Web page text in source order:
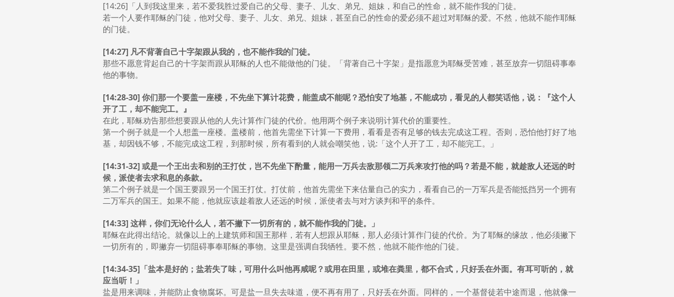
[14:26]「人到我这里来，若不爱我胜过爱自己的父母、妻子、儿女、弟兄、姐妹，和自己的性命，就不能作我的门徒。
若一个人要作耶稣的门徒，他对父母、妻子、儿女、弟兄、姐妹，甚至自己的性命的爱必须不超过对耶稣的爱。不然，他就不能作耶稣
的门徒。
[14:27] 凡不背著自己十字架跟从我的，也不能作我的门徒。
那些不愿意背起自己的十字架而跟从耶稣的人也不能做他的门徒。「背著自己十字架」是指愿意为耶稣受苦难，甚至放弃一切阻碍事奉
他的事物。
[14:28-30] 你们那一个要盖一座楼，不先坐下算计花费，能盖成不能呢？恐怕安了地基，不能成功，看见的人都笑话他，说：『这个人
开了工，却不能完工。』
在此，耶稣劝告那些想要跟从他的人先计算作门徒的代价。他用两个例子来说明计算代价的重要性。
第一个例子就是一个人想盖一座楼。盖楼前，他首先需坐下计算一下费用，看看是否有足够的钱去完成这工程。否则，恐怕他打好了地
基，却因钱不够，不能完成这工程，到那时候，所有看到的人就会嘲笑他，说:「这个人开了工，却不能完工。」
[14:31-32] 或是一个王出去和别的王打仗，岂不先坐下酌量，能用一万兵去敌那领二万兵来攻打他的吗？若是不能，就趁敌人还远的时
候，派使者去求和息的条款。
第二个例子就是一个国王要跟另一个国王打仗。打仗前，他首先需坐下来估量自己的实力，看看自己的一万军兵是否能抵挡另一个拥有
二万军兵的国王。如果不能，他就应该趁着敌人还远的时候，派使者去与对方谈判和平的条件。
[14:33] 这样，你们无论什么人，若不撇下一切所有的，就不能作我的门徒。」
耶稣在此得出结论。就像以上的上建筑师和国王那样，若有人想跟从耶稣，那人必须计算作门徒的代价。为了耶稣的缘故，他必须撇下
一切所有的，即撇弃一切阻碍事奉耶稣的事物。这里是强调自我牺牲。要不然，他就不能作他的门徒。
[14:34-35]「盐本是好的；盐若失了味，可用什么叫他再咸呢？或用在田里，或堆在粪里，都不合式，只好丢在外面。有耳可听的，就
应当听！」
盐是用来调味，并能防止食物腐坏。可是盐一旦失去味道，便不再有用了，只好丢在外面。同样的，一个基督徒若中途而退，他就像一